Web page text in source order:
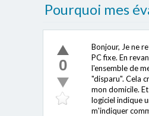
Pourquoi mes
0
Bonjour, Je ne
PC fixe. En
l'ensemble de
"disparu". Cela
mon domicile.
logiciel indique
m'indiquer